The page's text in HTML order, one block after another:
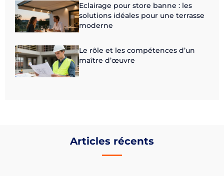
Eclairage pour store banne : les
solutions idéales pour une terrasse
moderne
Le rôle et les compétences d’un
maître d’œuvre
Articles récents